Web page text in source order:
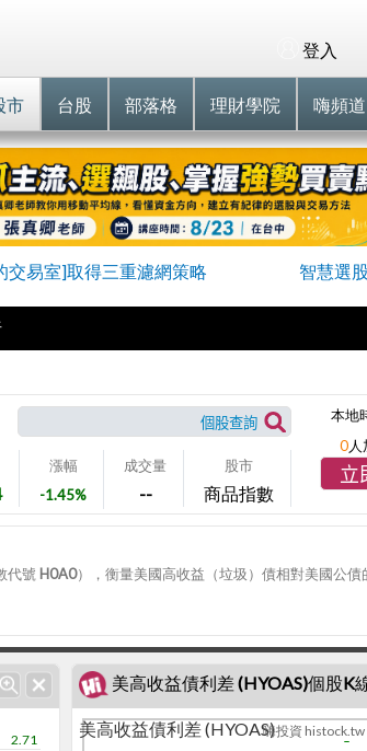
登入
市 台股 部落格 理財學院 嗨頻道
交易室]取得三重濾網策略 智慧選
漲幅
-1.45%
成交量
--
股市
商品指數
本地
0
立
代號 H0A0），衡量美國高收益（垃圾）債相對美國公債
2.71
美高收益債利差 (HYOAS)個股K
美高收益債利差 (HYOAS)嗨投資 histock.tw